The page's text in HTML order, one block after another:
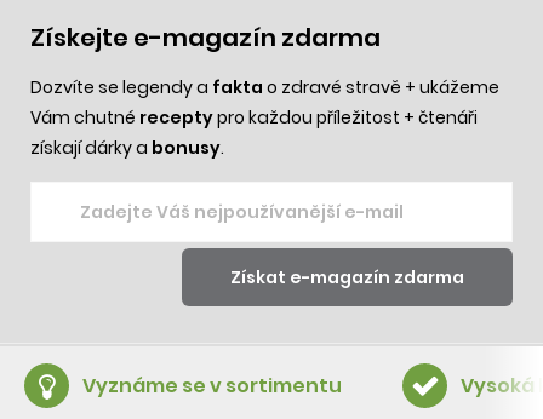
Získejte e-magazín zdarma
Dozvíte se legendy a fakta o zdravé stravě + ukážeme
Vám chutné receptypro každou příležitost + čtenáři
získají dárky a bonusy.
Vyznáme se v sortimentu Vysoká